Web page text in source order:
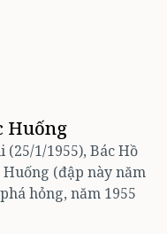
Huống
1/1955), Bác Hồ
(đập này năm
hỏng, năm 1955